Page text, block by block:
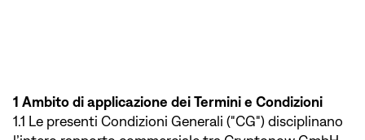
1 Ambito di applicazione dei Termini e Condizioni
1.1 Le presenti Condizioni Generali ("CG") disciplinano